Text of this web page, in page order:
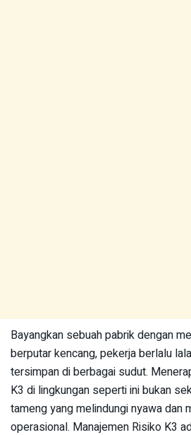
Bayangkan sebuah pabrik dengan
berputar kencang, pekerja berlalu
tersimpan di berbagai sudut.
K3 di lingkungan seperti ini bukan
tameng yang melindungi nyawa dan
operasional. Manajemen Risiko K3